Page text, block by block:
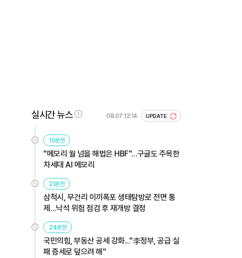
실시간 뉴스 08.07 12:14 UPDATE
10분전
"메모리 월 넘을 해법은 HBF"…구글도 주목한
차세대 AI 메모리
21분전
삼척시, 무건리 이끼폭포 생태탐방로 전면 통
제…낙석 위험 점검 후 재개방 결정
24분전
국민의힘, 부동산 공세 강화..."李정부, 공급 실
패 증세로 덮으려 해"